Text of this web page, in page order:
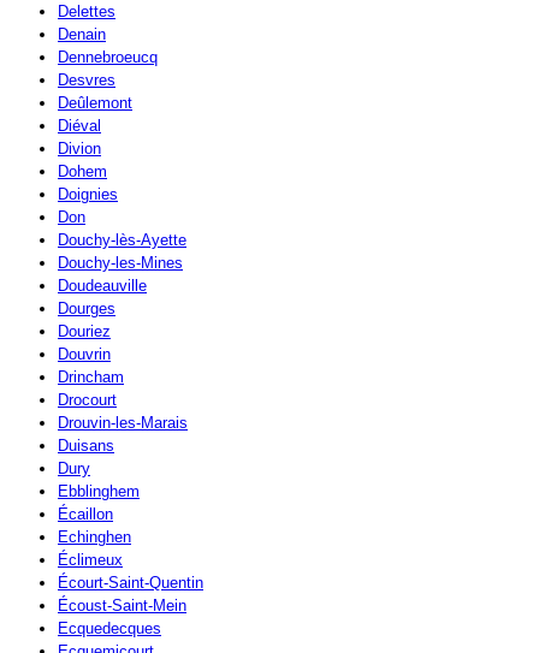
Delettes
Denain
Dennebroeucq
Desvres
Deûlemont
Diéval
Divion
Dohem
Doignies
Don
Douchy-lès-Ayette
Douchy-les-Mines
Doudeauville
Dourges
Douriez
Douvrin
Drincham
Drocourt
Drouvin-les-Marais
Duisans
Dury
Ebblinghem
Écaillon
Echinghen
Éclimeux
Écourt-Saint-Quentin
Écoust-Saint-Mein
Ecquedecques